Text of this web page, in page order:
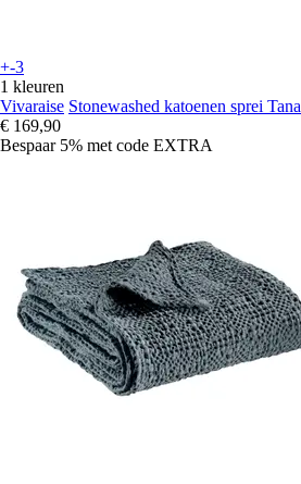
+-3
1 kleuren
Vivaraise Stonewashed katoenen sprei Tana
€ 169,90
Bespaar 5% met code EXTRA